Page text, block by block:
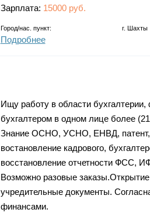
Зарплата: 15000 руб.
Город/нас. пункт: г. Шахты
Подробнее
Ищу работу в области
бухгалтером в одном лице более
Знание ОСНО, УСНО, ЕНВД, патент,
востановление кадрового,
восстановление отчетности ФСС,
Возможно разовые
учредительные документы.
финансами.